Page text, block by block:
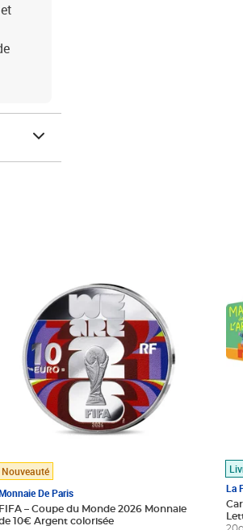
Nouveauté
De Paris
FIFA – Coupe du Monde 2026 Monnaie
10€ Argent colorisée
La